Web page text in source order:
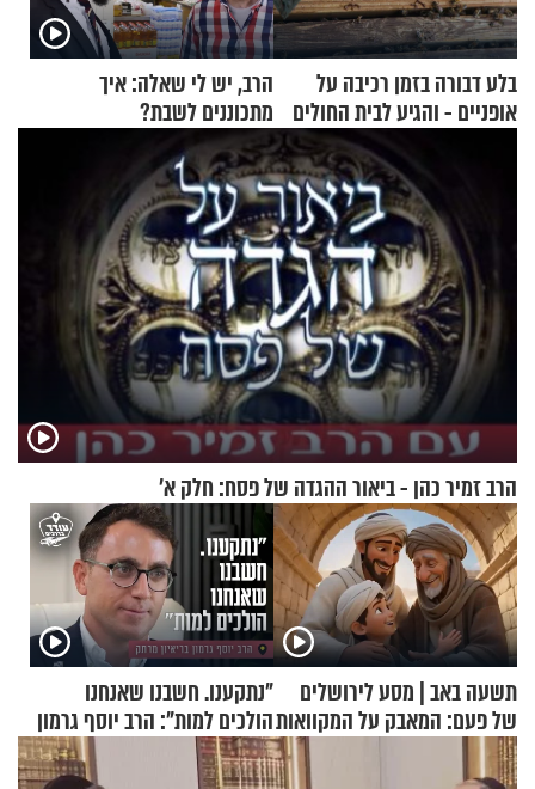
בלע דבורה בזמן רכיבה על
אופניים - והגיע לבית החולים
הרב, יש לי שאלה: איך
מתכוננים לשבת?
הרב זמיר כהן - ביאור ההגדה של פסח: חלק א’
תשעה באב | מסע לירושלים
של פעם: המאבק על המקוואות
"נתקענו. חשבנו שאנחנו
הולכים למות": הרב יוסף גרמון
בריאיון מרתק